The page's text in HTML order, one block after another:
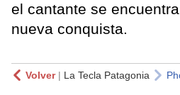
el cantante se
nueva conquista.
Volver| La Tecla Patagonia